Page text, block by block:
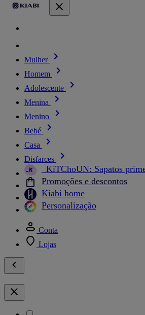
Mulher
Homem
Adolescente
Menina
Menino
Bebé
Casa
Disfarces
_KiTChoUN: Sapatos
Promoções e descontos
Kiabi home
Personalização
Conta
Lojas